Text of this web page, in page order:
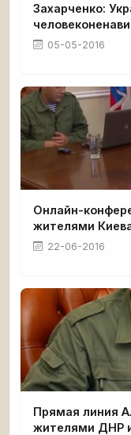
Захарченко:
05-05-2016
Онлайн-
жителями
22-06-2016
Прямая линия
жителями ДНР